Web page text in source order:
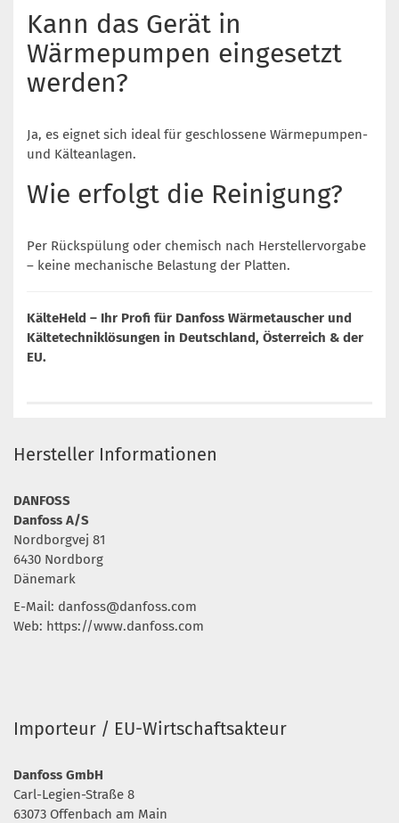
Kann das Gerät in
Wärmepumpen eingesetzt
werden?
Ja, es eignet sich ideal für geschlossene Wärmepumpen-
und Kälteanlagen.
Wie erfolgt die Reinigung?
Per Rückspülung oder chemisch nach Herstellervorgabe
– keine mechanische Belastung der Platten.
KälteHeld – Ihr Profi für Danfoss Wärmetauscher und
Kältetechniklösungen in Deutschland, Österreich & der
EU.
Hersteller Informationen
DANFOSS
Danfoss A/S
Nordborgvej 81
6430 Nordborg
Dänemark
E-Mail: danfoss@danfoss.com
Web: https://www.danfoss.com
Importeur / EU-Wirtschaftsakteur
Danfoss GmbH
Carl-Legien-Straße 8
63073 Offenbach am Main